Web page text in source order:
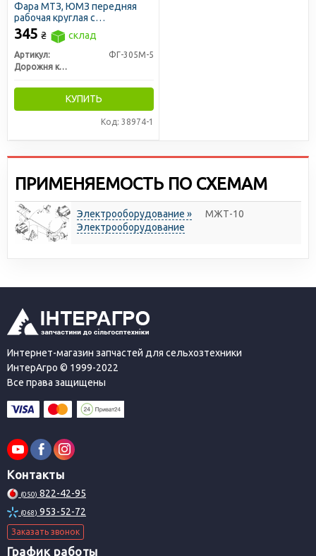
Фара МТЗ, ЮМЗ передняя
рабочая круглая с
галогеновой лампой H4 в
метал. корпусе
(отражатель127мм) (ДК)
345 ₴ склад
Артикул:
ФГ-305М-5
Дорожня карта
КУПИТЬ
Код: 38974-1
ПРИМЕНЯЕМОСТЬ ПО СХЕМАМ
Электрооборудование »
Электрооборудование
МЖТ-10
Интернет-магазин запчастей для сельхозтехники
ИнтерАгро © 1999-2022
Все права защищены
Контакты
(050) 822-42-95
(068) 953-52-72
Заказать звонок
График работы